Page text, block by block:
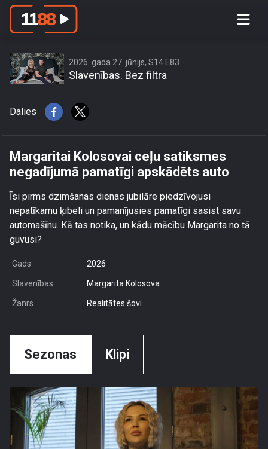
Margaritai Kolosovai ceļu satiksmes
2026. gada 27. jūnijs, S14 E83
Slavenības. Bez filtra
Dalies
Margaritai Kolosovai ceļu satiksmes
negadījumā pamatīgi apskādēts auto
Īsi pirms dzimšanas dienas jubilāre piedzīvojusi
nepatīkamu ķibeli un pamanījusies pamatīgi sasist savu
automašīnu. Kā tas notika, un kādu mācību Margarita no tā
guvusi?
Gads 2026
Slavenības Margarita Kolosova
Žanrs Realitātes šovi
Sezonas Klipi